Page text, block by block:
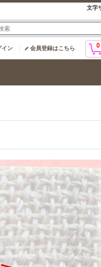
文字
0
イン 会員登録はこちら